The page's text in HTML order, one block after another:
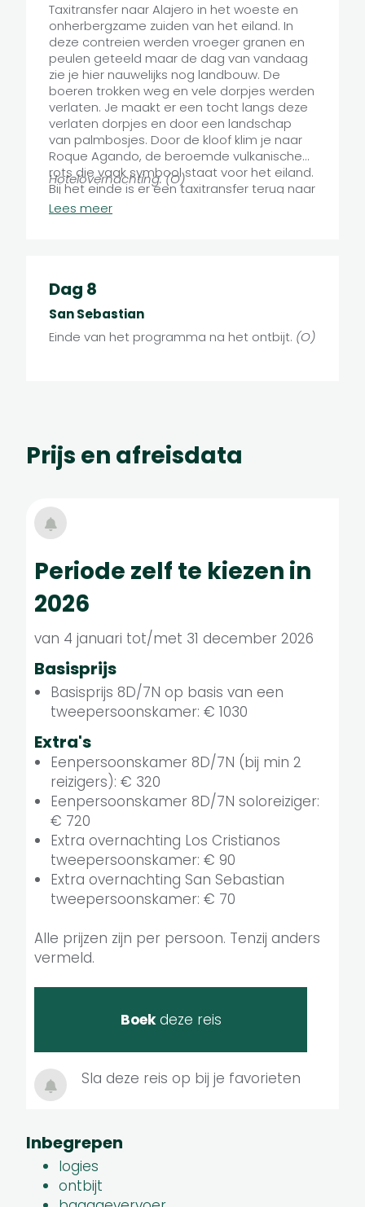
Taxitransfer naar Alajero in het woeste en
onherbergzame zuiden van het eiland. In
deze contreien werden vroeger granen en
peulen geteeld maar de dag van vandaag
zie je hier nauwelijks nog landbouw. De
boeren trokken weg en vele dorpjes werden
verlaten. Je maakt er een tocht langs deze
verlaten dorpjes en door een landschap
van palmbosjes. Door de kloof klim je naar
Roque Agando, de beroemde vulkanische
rots die vaak symbool staat voor het eiland.
Bij het einde is er een taxitransfer terug naar
San Sebastian.
Hotelovernachting. (O)
Lees meer
Dag 8
San Sebastian
Einde van het programma na het ontbijt. (O)
Prijs en afreisdata
Periode zelf te kiezen in
2026
van 4 januari tot/met 31 december 2026
Basisprijs
Basisprijs 8D/7N op basis van een
tweepersoonskamer: € 1030
Extra's
Eenpersoonskamer 8D/7N (bij min 2
reizigers): € 320
Eenpersoonskamer 8D/7N soloreiziger:
€ 720
Extra overnachting Los Cristianos
tweepersoonskamer: € 90
Extra overnachting San Sebastian
tweepersoonskamer: € 70
Alle prijzen zijn per persoon. Tenzij anders
vermeld.
Boekdeze reis
Sla deze reis op bij je favorieten
Inbegrepen
logies
ontbijt